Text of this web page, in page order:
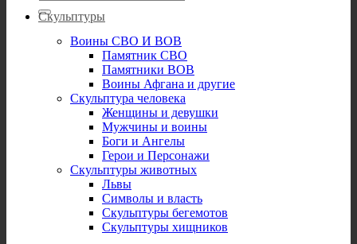
Скульптуры
Воины СВО И ВОВ
Памятник СВО
Памятники ВОВ
Воины Афгана и другие
Скульптура человека
Женщины и девушки
Мужчины и воины
Боги и Ангелы
Герои и Персонажи
Скульптуры животных
Львы
Символы и власть
Скульптуры бегемотов
Скульптуры хищников